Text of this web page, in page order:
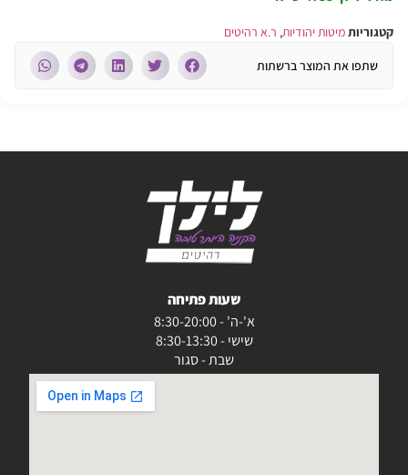
קטגוריותמיטות יהודיות, ר.א רהיטים
שתפו את המוצר ברשתות
שעות פתיחה
א'-ה' - 8:30-20:00
שישי - 8:30-13:30
שבת - סגור